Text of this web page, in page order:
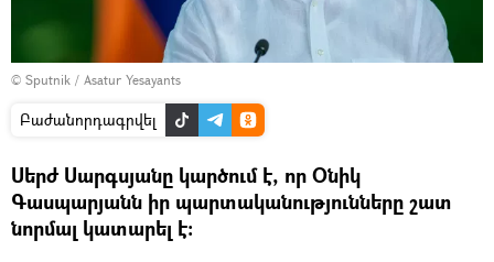
© Sputnik / Asatur Yesayants
Բաժանորդագրվել
Սերժ Սարգսյանը կարծում է, որ Օնիկ
Գասպարյանն իր պարտականությունները շատ
նորմալ կատարել է: